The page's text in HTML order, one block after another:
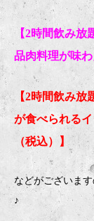
【2時間飲み
品肉料理が味
【2時間飲み
が食べられる
（税込）】
などがございま
♪